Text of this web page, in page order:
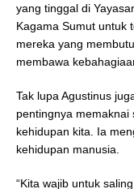
yang tinggal di
Kagama Sumut untuk
mereka yang
membawa
Tak lupa Agustinus
pentingnya
kehidupan kita. Ia
kehidupan manusia.
“Kita wajib untuk